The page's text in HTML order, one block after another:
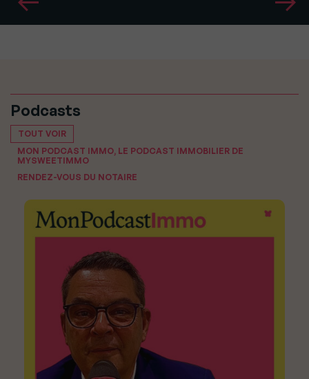
Podcasts
TOUT VOIR
MON PODCAST IMMO, LE PODCAST IMMOBILIER DE
MYSWEETIMMO
RENDEZ-VOUS DU NOTAIRE